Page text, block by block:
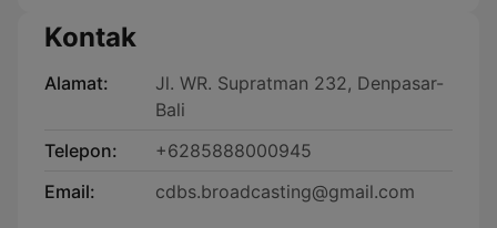
Kontak
Alamat:
Jl. WR. Supratman 232, Denpasar-
Bali
Telepon:
+6285888000945
Email:
cdbs.broadcasting@gmail.com